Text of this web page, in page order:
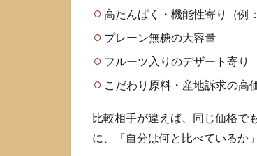
に
な
る3
素
は
た
め
高たんぱく・機能性寄り（例
プレーン無糖の大容量
フルーツ入りのデザート寄り
こだわり原料・産地訴求の高
比較相手が違えば、同じ価格で
に、「自分は何と比べているか